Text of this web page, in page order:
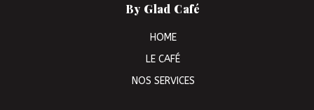
By Glad Café
HOME
LE CAFÉ
NOS SERVICES